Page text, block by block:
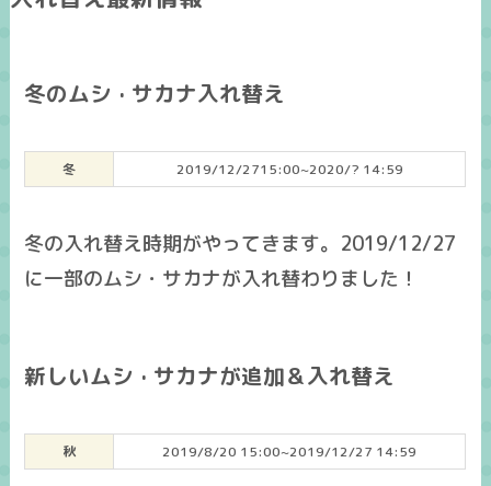
冬のムシ · サカナ入れ替え
冬 2019/12/2715:00~2020/? 14:59
冬の入れ替え時期がやってきます。2019/12/27
に一部のムシ・サカナが入れ替わりました！
新しいムシ · サカナが追加＆入れ替え
秋 2019/8/20 15:00~2019/12/27 14:59